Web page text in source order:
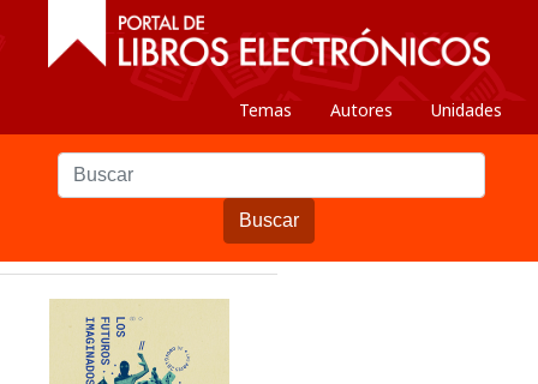
Temas Autores Unidades
Buscar